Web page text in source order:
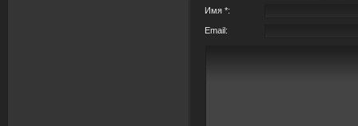
Имя *:
Email: